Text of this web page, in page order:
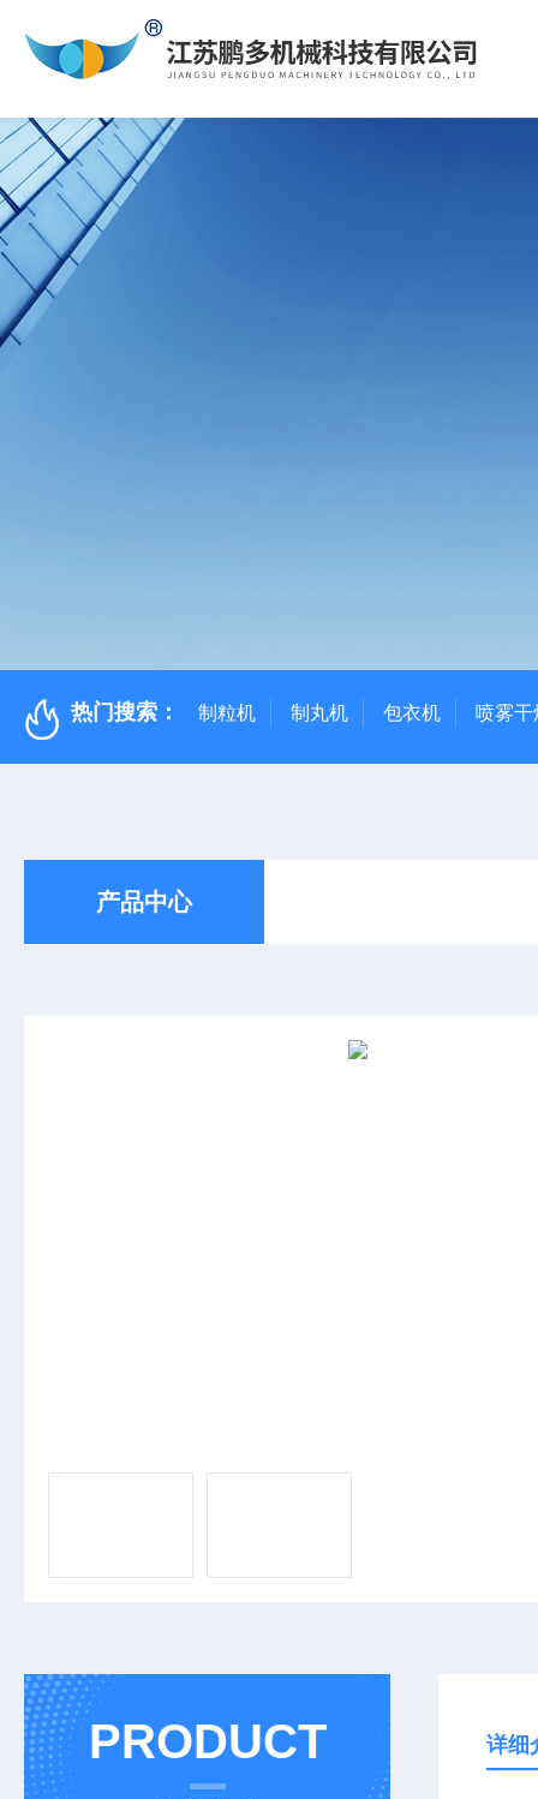
热门搜索： 制粒机 制丸机 包衣机 喷雾干
产品中心
PRODUCT 详细